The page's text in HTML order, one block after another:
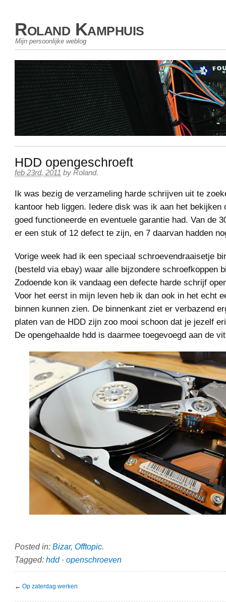
Roland Kamphuis
Mijn persoonlijke weblog
HDD opengeschroeft
feb 23rd, 2011 by Roland.
Ik was bezig de verzameling harde schrijven uit te
kantoor heb liggen. Iedere disk was ik aan het bekijken
goed functioneerde en eventuele garantie had. Van de
er een stuk of 12 defect te zijn, en 7 daarvan hadden
Vorige week had ik een speciaal schroevendraaisetje
(besteld via ebay) waar alle bijzondere schroefkoppen
Zodoende kon ik vandaag een defecte harde schrijf
Voor het eerst in mijn leven heb ik dan ook in het echt
binnen kunnen zien. De binnenkant ziet er verbazend
platen van de HDD zijn zoo mooi schoon dat je jezelf
De opengehaalde hdd is daarmee toegevoegd aan de
Posted in: Bizar, Offtopic.
Tagged: hdd· openschroeven
← Op zaterdag werken